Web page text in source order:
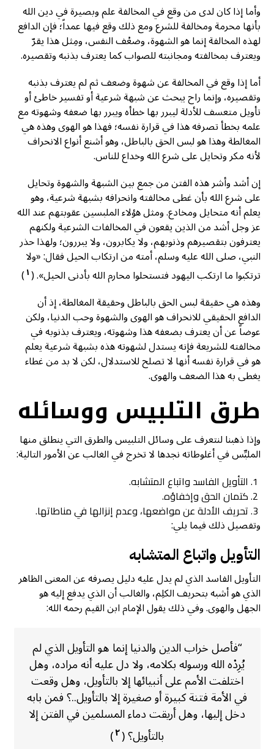
وأما إذا كان لدى من وقع في المخالفة علم وبصيرة في دين الله
بأنها محرمة ومخالفة للشرع ومع ذلك وقع فيها عمداً؛ فإن الدافع
لهذه المخالفة إنما هو الشهوة، وضعْف النفس، ومِثل هذا يقرّ
ويعترف بمخالفته ومجانبته للصواب كما يعترف بذنبه وتقصيره.
أما إذا وقع في المخالفة عن شهوة وضعف ثم لم يعترف بذنبه
وتقصيره، وإنما راح يبحث عن شبهة شرعية أو تفسير خاطئ أو
تأويل متعسف للأدلة ليبرر بها خطأه ويبرر بها ضعفه وشهوته مع
علمه بخطأ تصرفه هذا في قرارة نفسه؛ فهذا هو الهوى وهذه هي
المغالطة وهذا هو لبس الحق بالباطل، وهو أشنع أنواع الانحراف
لأنه مكر وتحايل على شرع الله وخداع للناس.
إن أشد وأشر هذه الفتن من جمع بين الشبهة والشهوة وتحايل
على شرع الله بأن غطى مخالفته وانحرافه بشبهة شرعية، وهو
يعلم أنه متحايل ومخادع. ومثل هؤلاء الملبسين عقوبتهم عند الله
عز وجل أشد من الذين يقعون في المخالفات الشرعية ولكنهم
يعترفون بتقصيرهم وذنوبهم، ولا يكابرون، ولا يبررون؛ ولهذا حذر
النبي، صلى الله عليه وسلم، أمته من ارتكاب الحيل فقال: «ولا
ترتكبوا ما ارتكب اليهود فتستحلوا محارم الله بأدنى الحيل». (١)
وهذه هي حقيقة لبس الحق بالباطل وحقيقة المغالطة، إذ أن
الدافع الحقيقي للانحراف هو الهوى والشهوة وحب الدنيا، ولكن
عوضاً عن أن يعترف بضعفه هذا وشهوته، ويعترف بذنوبه في
مخالفته للشريعة فإنه يستدل لشهوته هذه بشبهة شرعية يعلم
هو في قرارة نفسه أنها لا تصلح للاستدلال، لكن لا بد من غطاء
يغطى به هذا الضعف والهوى.
طرق التلبيس ووسائله
وإذا ذهبنا لنتعرف على وسائل التلبيس والطرق التي ينطلق منها
الملبِّس في أغلوطاته نجدها لا تخرج في الغالب عن الأمور التالية:
التأويل الفاسد واتباع المتشابه.
كتمان الحق وإخفاؤه.
تحريف الأدلة عن مواضعها، وعدم إنزالها في مناطاتها.
وتفصيل ذلك فيما يلي:
التأويل واتباع المتشابه
التأويل الفاسد الذي لم يدل عليه دليل يصرفه عن المعنى الظاهر
الذي هو أشبه بتحريف الكلِم، والغالب أن الذي يدفع إليه هو
الجهل والهوى. وفي ذلك يقول الإمام ابن القيم رحمه الله:
“فأصل خراب الدين والدنيا إنما هو التأويل الذي لم
يُرِدْه الله ورسوله بكلامه، ولا دل عليه أنه مراده، وهل
اختلفت الأمم على أنبيائها إلا بالتأويل، وهل وقعت
في الأمة فتنة كبيرة أو صغيرة إلا بالتأويل..؟ فمن بابه
دخل إليها، وهل أريقت دماء المسلمين في الفتن إلا
بالتأويل؟ (٢)